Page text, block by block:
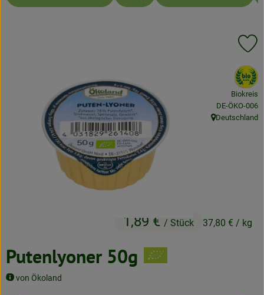
Neues & Angebote
Obst & Gemüse
Speisekammer
So gehts
Putenlyoner 50g
von Ökoland
1,89 € / Stück 37,80 € / kg
, Verband:
Biokreis
, Kontrollstelle:
DE-ÖKO-006
, Herkunft:
Deutschland